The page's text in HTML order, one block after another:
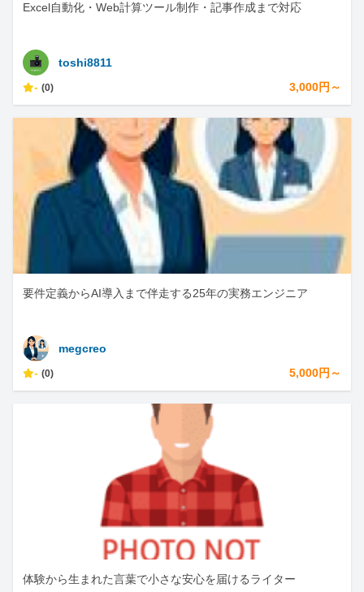
Excel自動化・Web計算ツール制作・記事作成まで対応
toshi8811
- (0) 3,000円～
要件定義からAI導入まで伴走する25年の実務エンジニア
megcreo
- (0) 5,000円～
体験から生まれた言葉で小さな安心を届けるライター